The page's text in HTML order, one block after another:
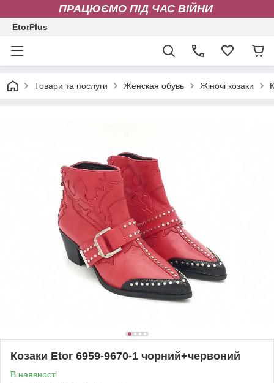
ПРАЦЮЄМО ПІД ЧАС ВІЙНИ
EtorPlus
Товари та послуги Женская обувь Жіночі козаки
Козаки Etor 6959-9670-1 чорний+червоний
В наявності